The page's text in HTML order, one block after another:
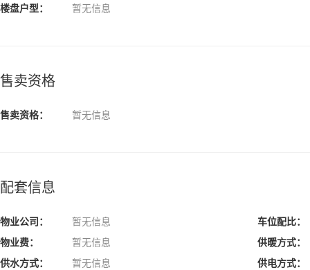
楼盘户型：
暂无信息
售卖资格
售卖资格： 暂无信息
配套信息
物业公司： 暂无信息
车位配比：
物业费：
暂无信息
供暖方式：
供水方式：
暂无信息
供电方式：